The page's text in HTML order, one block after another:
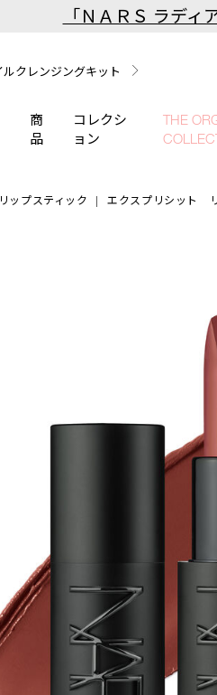
「ＮＡＲＳ ラデ
ドブラッシュご購入でプ
新リキッドブラッシュス
ルクレンジングキット
カラーアイテムをあの人
】ORGASM CAMPAIGN
商
品
コレクシ
ョン
THE
リップスティック エクスプリシット